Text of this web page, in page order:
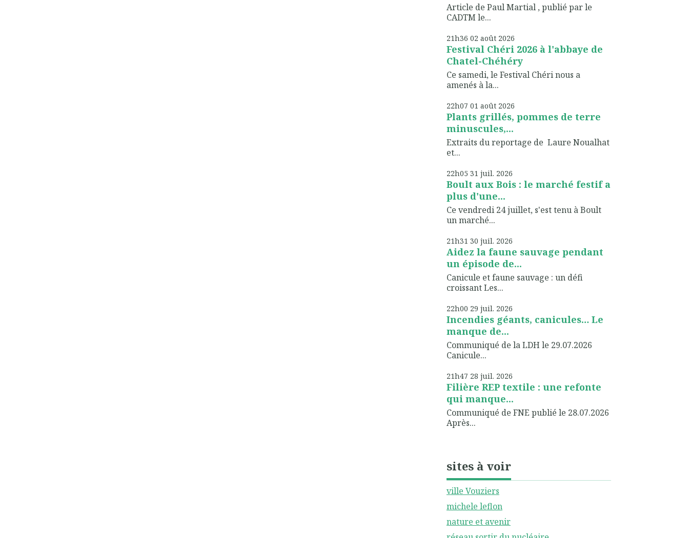
Article de Paul Martial , publié par le
CADTM le...
21h36 02 août 2026
Festival Chéri 2026 à l'abbaye de
Chatel-Chéhéry
Ce samedi, le Festival Chéri nous a
amenés à la...
22h07 01 août 2026
Plants grillés, pommes de terre
minuscules,...
Extraits du reportage de Laure Noualhat
et...
22h05 31 juil. 2026
Boult aux Bois : le marché festif a
plus d'une...
Ce vendredi 24 juillet, s'est tenu à Boult
un marché...
21h31 30 juil. 2026
Aidez la faune sauvage pendant
un épisode de...
Canicule et faune sauvage : un défi
croissant Les...
22h00 29 juil. 2026
Incendies géants, canicules… Le
manque de...
Communiqué de la LDH le 29.07.2026
Canicule...
21h47 28 juil. 2026
Filière REP textile : une refonte
qui manque...
Communiqué de FNE publié le 28.07.2026
Après...
sites à voir
ville Vouziers
michele leflon
nature et avenir